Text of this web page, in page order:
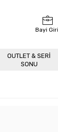
Bayi
OUTLET & SERI
SONU